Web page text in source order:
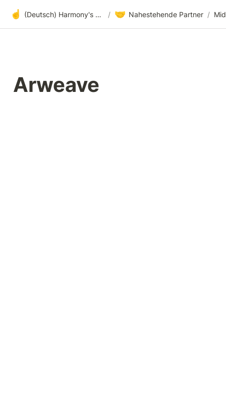
☝️ (Deutsch) Harmony's offene Entwicklung / 🤝 Nahestehende Partner /
Arweave